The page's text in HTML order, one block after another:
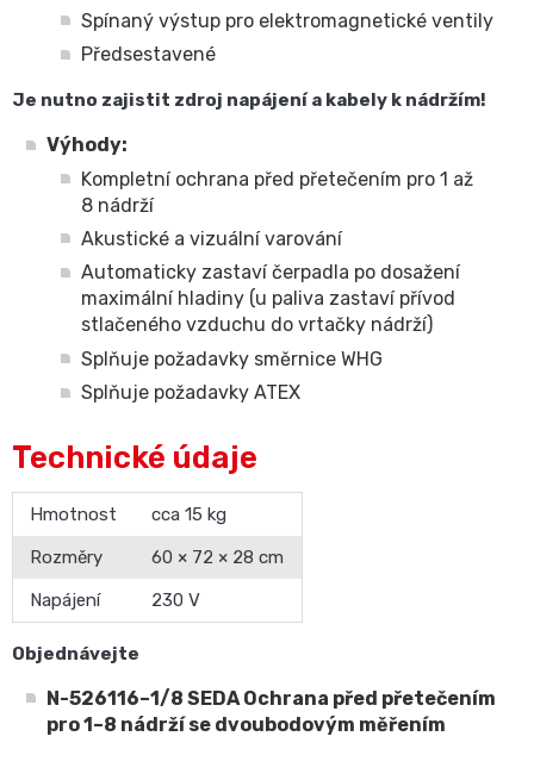
Spínaný výstup pro elektromagnetické ventily
Předsestavené
Je nutno zajistit zdroj napájení a kabely k nádržím!
Výhody:
Kompletní ochrana před přetečením pro 1 až
8 nádrží
Akustické a vizuální varování
Automaticky zastaví čerpadla po dosažení
maximální hladiny (u paliva zastaví přívod
stlačeného vzduchu do vrtačky nádrží)
Splňuje požadavky směrnice WHG
Splňuje požadavky ATEX
Technické údaje
Hmotnost
cca 15 kg
Rozměry
60 × 72 × 28 cm
Napájení
230 V
Objednávejte
N-526116–1/8 SEDA Ochrana před přetečením
pro 1–8 nádrží se dvoubodovým měřením